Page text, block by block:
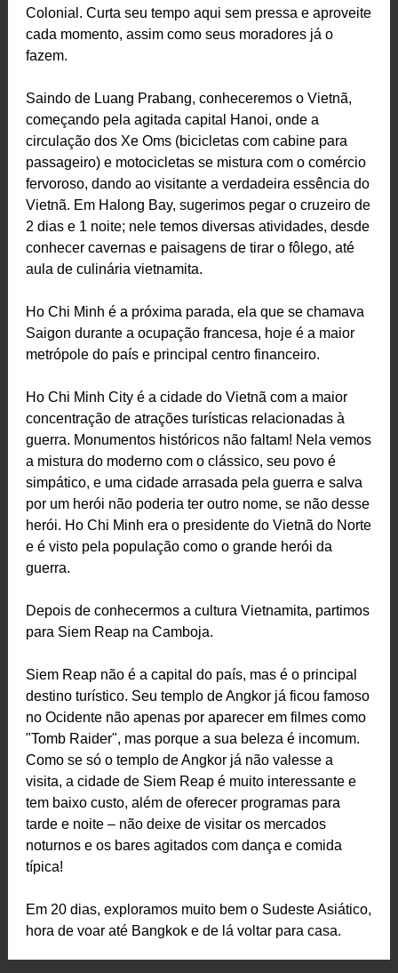
Colonial. Curta seu tempo aqui sem pressa e aproveite
cada momento, assim como seus moradores já o
fazem.
Saindo de Luang Prabang, conheceremos o Vietnã,
começando pela agitada capital Hanoi, onde a
circulação dos Xe Oms (bicicletas com cabine para
passageiro) e motocicletas se mistura com o comércio
fervoroso, dando ao visitante a verdadeira essência do
Vietnã. Em Halong Bay, sugerimos pegar o cruzeiro de
2 dias e 1 noite; nele temos diversas atividades, desde
conhecer cavernas e paisagens de tirar o fôlego, até
aula de culinária vietnamita.
Ho Chi Minh é a próxima parada, ela que se chamava
Saigon durante a ocupação francesa, hoje é a maior
metrópole do país e principal centro financeiro.
Ho Chi Minh City é a cidade do Vietnã com a maior
concentração de atrações turísticas relacionadas à
guerra. Monumentos históricos não faltam! Nela vemos
a mistura do moderno com o clássico, seu povo é
simpático, e uma cidade arrasada pela guerra e salva
por um herói não poderia ter outro nome, se não desse
herói. Ho Chi Minh era o presidente do Vietnã do Norte
e é visto pela população como o grande herói da
guerra.
Depois de conhecermos a cultura Vietnamita, partimos
para Siem Reap na Camboja.
Siem Reap não é a capital do país, mas é o principal
destino turístico. Seu templo de Angkor já ficou famoso
no Ocidente não apenas por aparecer em filmes como
"Tomb Raider", mas porque a sua beleza é incomum.
Como se só o templo de Angkor já não valesse a
visita, a cidade de Siem Reap é muito interessante e
tem baixo custo, além de oferecer programas para
tarde e noite – não deixe de visitar os mercados
noturnos e os bares agitados com dança e comida
típica!
Em 20 dias, exploramos muito bem o Sudeste Asiático,
hora de voar até Bangkok e de lá voltar para casa.